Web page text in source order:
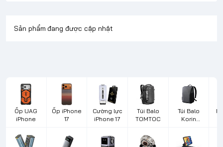
Sản phẩm đang được cập nhật
Ốp UAG
iPhone
Ốp iPhone
17
Cường lực
iPhone 17
Túi Balo
TOMTOC
Túi Balo
Korin